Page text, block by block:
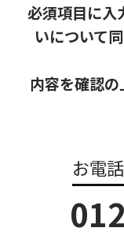
必須項目に入
いについて
内容を確認
お電